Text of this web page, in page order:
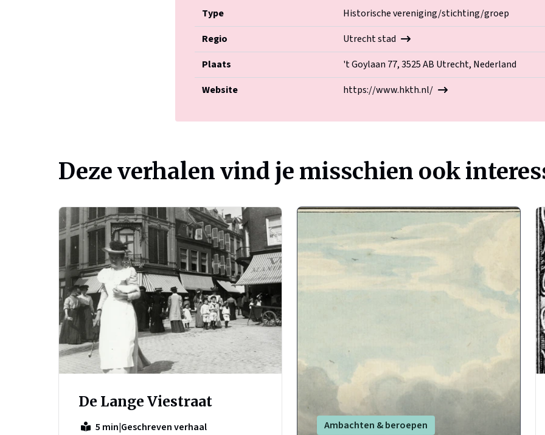
Type
Historische vereniging/stichting/groep
Regio
Utrecht stad
Plaats
't Goylaan 77, 3525 AB Utrecht, Nederland
Website
https://www.hkth.nl/
Deze verhalen vind je misschien ook
De Lange Viestraat
5 min|Geschreven verhaal Ambachten & beroepen